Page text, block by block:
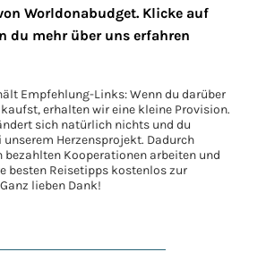
Worldonabudget. Klicke auf
du mehr über uns erfahren
Empfehlung-Links: Wenn du darüber
erhalten wir eine kleine Provision.
sich natürlich nichts und du
Herzensprojekt. Dadurch
bezahlten Kooperationen arbeiten und
besten Reisetipps kostenlos zur
lieben Dank!